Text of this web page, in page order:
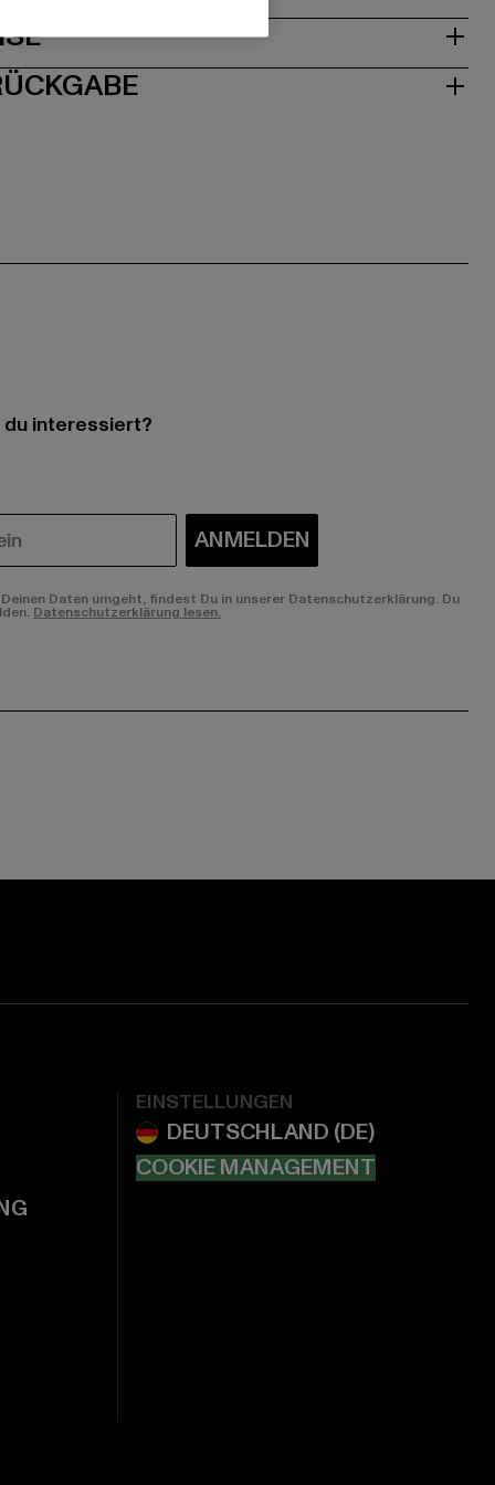
interessiert?
ANMELDEN
Daten umgeht, findest Du in unserer Datenschutzerklärung. Du
Datenschutzerklärung lesen.
EINSTELLUNGEN
COOKIE MANAGEMENT